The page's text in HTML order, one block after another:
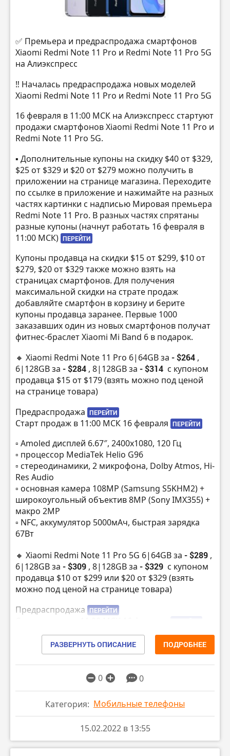
✅ Премьера и предраспродажа смартфонов
Xiaomi Redmi Note 11 Pro и Redmi Note 11 Pro 5G
на Алиэкспресс
‼️ Началась предраспродажа новых моделей
Xiaomi Redmi Note 11 Pro и Redmi Note 11 Pro 5G
16 февраля в 11:00 МСК на Алиэкспресс стартуют
продажи смартфонов Xiaomi Redmi Note 11 Pro и
Redmi Note 11 Pro 5G.
▪️ Дополнительные купоны на скидку $40 от $329,
$25 от $329 и $20 от $279 можно получить в
приложении на странице магазина. Переходите
по ссылке в приложение и нажимайте на разных
частях картинки с надписью Мировая премьера
Redmi Note 11 Pro. В разных частях спрятаны
разные купоны (начнут работать 16 февраля в
11:00 МСК) ПЕРЕЙТИ
Купоны продавца на скидки $15 от $299, $10 от
$279, $20 от $329 также можно взять на
страницах смартфонов. Для получения
максимальной скидки на страте продаж
добавляйте смартфон в корзину и берите
купоны продавца заранее. Первые 1000
заказавших один из новых смартфонов получат
фитнес-браслет Xiaomi Mi Band 6 в подарок.
🔸 Xiaomi Redmi Note 11 Pro 6|64GB за - $264 ,
6|128GB за - $284 , 8|128GB за - $314 с купоном
продавца $15 от $179 (взять можно под ценой
на странице товара)
Предраспродажа ПЕРЕЙТИ
Старт продаж в 11:00 МСК 16 февраля ПЕРЕЙТИ
▫️ Amoled дисплей 6.67″, 2400х1080, 120 Гц
▫️ процессор MediaTek Helio G96
▫️ стереодинамики, 2 микрофона, Dolby Atmos, Hi-
Res Audio
▫️ основная камера 108MP (Samsung S5KHM2) +
широкоугольный объектив 8MP (Sony IMX355) +
макро 2MP
▫️ NFC, аккумулятор 5000мАч, быстрая зарядка
67Вт
🔸 Xiaomi Redmi Note 11 Pro 5G 6|64GB за - $289 ,
6|128GB за - $309 , 8|128GB за - $329 с купоном
продавца $10 от $299 или $20 от $329 (взять
можно под ценой на странице товара)
Предраспродажа ПЕРЕЙТИ
▫️ Amoled дисплей 6.67″, 2400х1080, 120 Гц, HDR10
▫️ процессор Snapdragon 695 (6нм), GPU Adreno
619
▫️ стереодинамики, 2 микрофона, Dolby Atmos, Hi-
▫️ основная камера 108MP (Samsung S5KHM2) +
широкоугольный объектив 8MP (Sony IMX355) +
макро 2MP
▫️ NFC, аккумулятор 5000мАч, быстрая зарядка
67Вт
РАЗВЕРНУТЬ ОПИСАНИЕ ПОДРОБНЕЕ
0 0
Категория: Мобильные телефоны
15.02.2022 в 13:55